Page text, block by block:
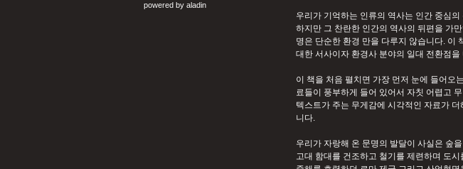
우리가 기억하는 인류의 역사는 인간 중심
하지만 그 찬란한 인간의 역사의 뒤편을 가
명은 단순한 환경 만을 다루지 않습니다. 이
대한 서사이자 환경사 분야의 일대 전환점
이 책을 처음 펼치면 가장 먼저 눈에 들어오
료들이 풍부하게 들어 있어서 자칫 어렵고
텍스트가 주는 무게감에 시각적인 자료가
니다.
우리가 자랑해 온 문명의 발달이 사실은 숲
고대 함대를 건조하고 철기를 제련하며 도
powered by aladin